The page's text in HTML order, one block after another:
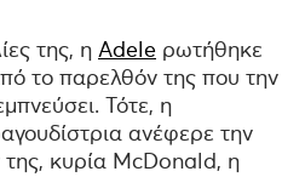
της, η Adele ρωτήθηκε
το παρελθόν της που την
Τότε, η
ανέφερε την
της, κυρία McDonald, η